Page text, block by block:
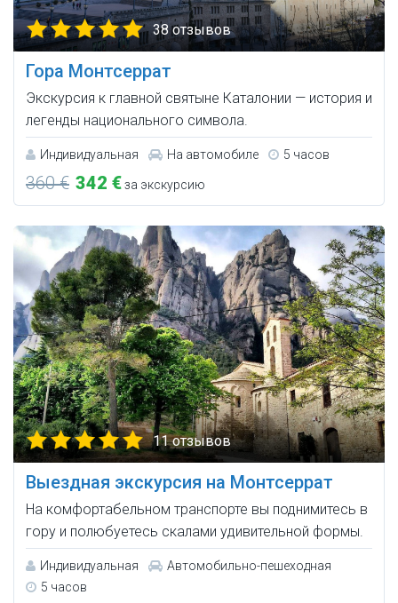
38 отзывов
Гора Монтсеррат
Экскурсия к главной святыне Каталонии — история и
легенды национального символа.
Индивидуальная На автомобиле 5 часов
360 € 342 €за экскурсию
11 отзывов
Выездная экскурсия на Монтсеррат
На комфортабельном транспорте вы поднимитесь в
гору и полюбуетесь скалами удивительной формы.
Индивидуальная
Автомобильно-пешеходная
5 часов